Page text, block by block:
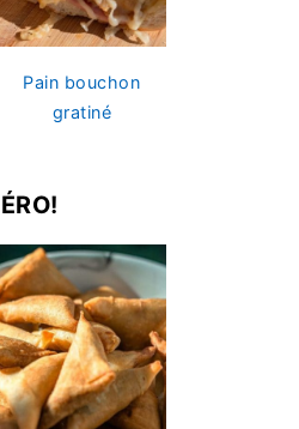
Pain bouchon
gratiné